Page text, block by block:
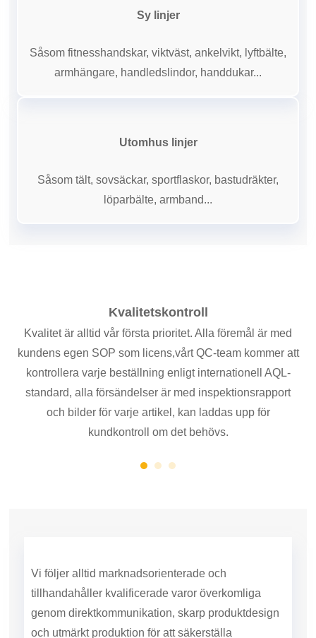
Sy linjer
Såsom fitnesshandskar, viktväst, ankelvikt, lyftbälte,
armhängare, handledslindor, handdukar...
Utomhus linjer
Såsom tält, sovsäckar, sportflaskor, bastudräkter,
löparbälte, armband...
Kvalitetskontroll
Kvalitet är alltid vår första prioritet. Alla föremål är med
kundens egen SOP som licens,vårt QC-team kommer att
kontrollera varje beställning enligt internationell AQL-
standard, alla försändelser är med inspektionsrapport
och bilder för varje artikel, kan laddas upp för
kundkontroll om det behövs.
Vi följer alltid marknadsorienterade och
tillhandahåller kvalificerade varor överkomliga
genom direktkommunikation, skarp produktdesign
och utmärkt produktion för att säkerställa